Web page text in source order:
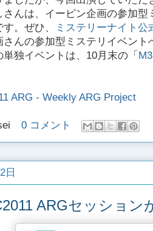
さんは、イーピン企画の参加
。ぜひ、
ミステリーナイト公
さんの参加型ミステリイベン
独イベントは、10月末の「
ARG - Weekly ARG Project
0 コメント
日
ARGセッション